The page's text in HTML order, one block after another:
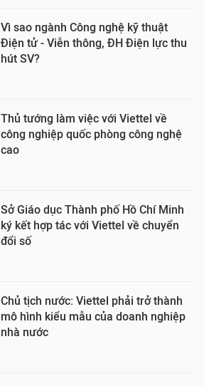
Vì sao ngành Công nghệ kỹ thuật
Điện tử - Viễn thông, ĐH Điện lực thu
hút SV?
Thủ tướng làm việc với Viettel về
công nghiệp quốc phòng công nghệ
cao
Sở Giáo dục Thành phố Hồ Chí Minh
ký kết hợp tác với Viettel về chuyển
đổi số
Chủ tịch nước: Viettel phải trở thành
mô hình kiểu mẫu của doanh nghiệp
nhà nước